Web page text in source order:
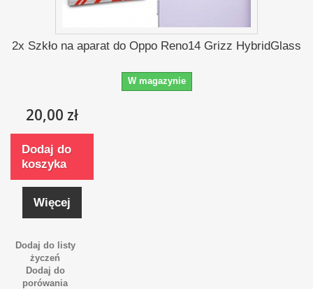
2x Szkło na aparat do Oppo Reno14 Grizz HybridGlass
W magazynie
20,00 zł
Dodaj do
koszyka
Więcej
Dodaj do listy
życzeń
Dodaj do
porówania